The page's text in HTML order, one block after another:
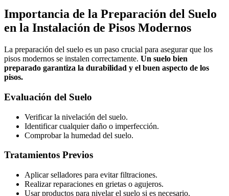
Importancia de la Preparación del Suelo
en la Instalación de Pisos Modernos
La preparación del suelo es un paso crucial para asegurar que los
pisos modernos se instalen correctamente. Un suelo bien
preparado garantiza la durabilidad y el buen aspecto de los
pisos.
Evaluación del Suelo
Verificar la nivelación del suelo.
Identificar cualquier daño o imperfección.
Comprobar la humedad del suelo.
Tratamientos Previos
Aplicar selladores para evitar filtraciones.
Realizar reparaciones en grietas o agujeros.
Usar productos para nivelar el suelo si es necesario.